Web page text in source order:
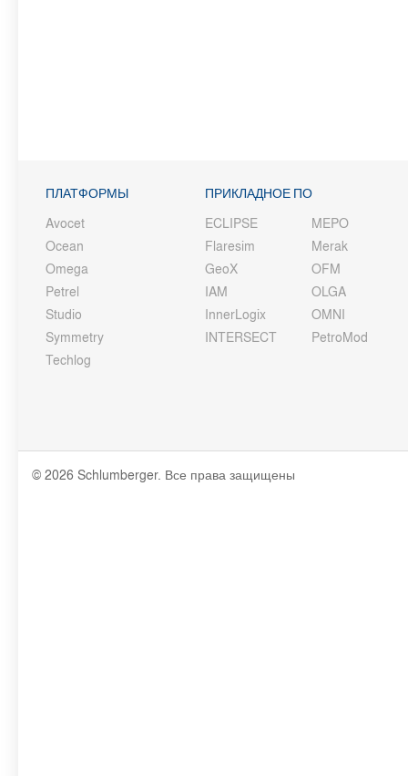
ПЛАТФОРМЫ
Avocet
Ocean
Omega
Petrel
Studio
Symmetry
Techlog
ПРИКЛАДНОЕ ПО
ECLIPSE
Flaresim
GeoX
IAM
InnerLogix
INTERSECT
MEPO
Merak
OFM
OLGA
OMNI
PetroMod
© 2026 Schlumberger. Все права защищены